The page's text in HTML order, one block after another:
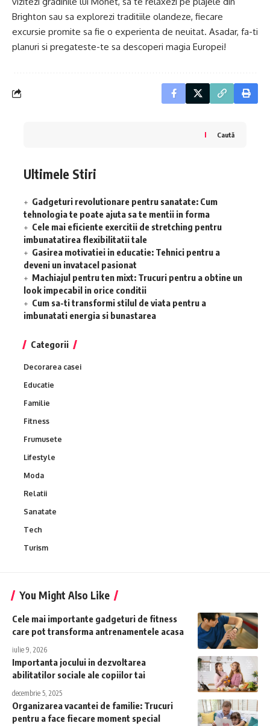
Brighton sau sa explorezi traditiile olandeze, fiecare
excursie promite sa fie o experienta de neuitat. Asadar, fa-ti
planuri si pregateste-te sa descoperi magia Europei!
Caută
Ultimele Stiri
Gadgeturi revolutionare pentru sanatate: Cum
tehnologia te poate ajuta sa te mentii in forma
Cele mai eficiente exercitii de stretching pentru
imbunatatirea flexibilitatii tale
Gasirea motivatiei in educatie: Tehnici pentru a
deveni un invatacel pasionat
Machiajul pentru ten mixt: Trucuri pentru a obtine un
look impecabil in orice conditii
Cum sa-ti transformi stilul de viata pentru a
imbunatati energia si bunastarea
Categorii
Decorarea casei
Educatie
Familie
Fitness
Frumusete
Lifestyle
Moda
Relatii
Sanatate
Tech
Turism
You Might Also Like
Cele mai importante gadgeturi de fitness
care pot transforma antrenamentele acasa
iulie 9, 2026
Importanta jocului in dezvoltarea
abilitatilor sociale ale copiilor tai
decembrie 5, 2025
Organizarea vacantei de familie: Trucuri
pentru a face fiecare moment special